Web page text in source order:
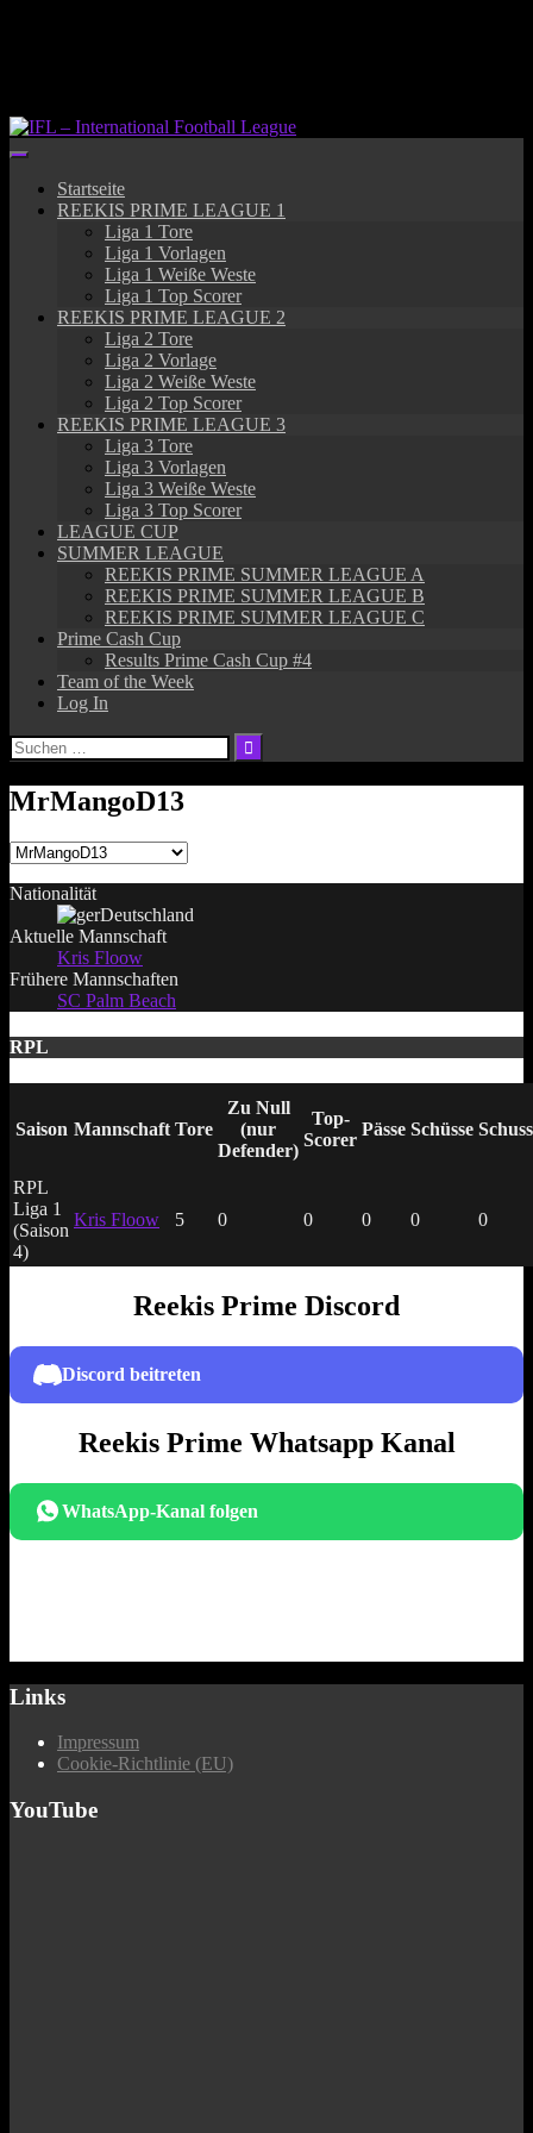
Startseite
REEKIS PRIME LEAGUE 1
Liga 1 Tore
Liga 1 Vorlagen
Liga 1 Weiße Weste
Liga 1 Top Scorer
REEKIS PRIME LEAGUE 2
Liga 2 Tore
Liga 2 Vorlage
Liga 2 Weiße Weste
Liga 2 Top Scorer
REEKIS PRIME LEAGUE 3
Liga 3 Tore
Liga 3 Vorlagen
Liga 3 Weiße Weste
Liga 3 Top Scorer
LEAGUE CUP
SUMMER LEAGUE
REEKIS PRIME SUMMER LEAGUE A
REEKIS PRIME SUMMER LEAGUE B
REEKIS PRIME SUMMER LEAGUE C
Prime Cash Cup
Results Prime Cash Cup #4
Team of the Week
Log In
Suchen
nach:
MrMangoD13
Nationalität
Deutschland
Aktuelle Mannschaft
Kris Floow
Frühere Mannschaften
SC Palm Beach
RPL
Saison Mannschaft Tore
Zu Null
(nur
Defender)
Top-
Scorer
Pässe Schüsse
RPL
Liga 1
(Saison
4)
Kris Floow 5 0 0 0 0 0
Reekis Prime Discord
Discord beitreten
Reekis Prime Whatsapp Kanal
WhatsApp-Kanal folgen
Links
Impressum
Cookie-Richtlinie (EU)
YouTube